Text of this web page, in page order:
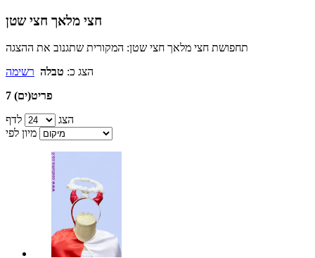
חצי מלאך חצי שטן
תחפושת חצי מלאך חצי שטן: המקורית שתגנוב את ההצגה
הצג כ: טבלה רשימה
7 פריט(ים)
הצג
לדף
מיון לפי